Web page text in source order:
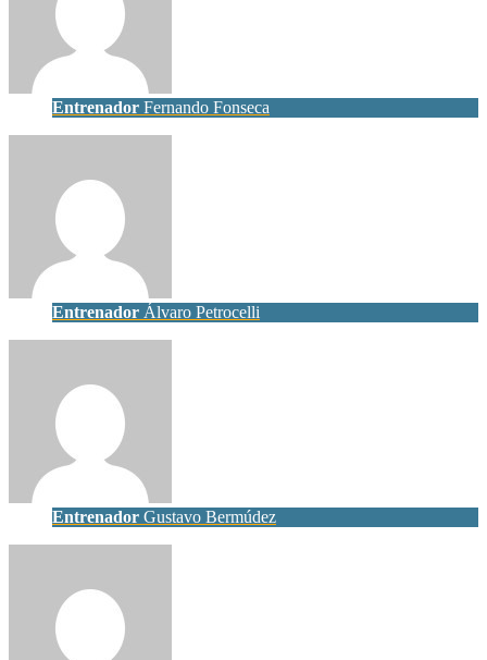
Entrenador Fernando Fonseca
Entrenador Álvaro Petrocelli
Entrenador Gustavo Bermúdez